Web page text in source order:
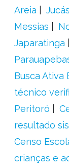
Areia
Jucás
Messias
Japaratinga
Busca Ativa
técnico
Peritoró
resultado
Censo
crianças e